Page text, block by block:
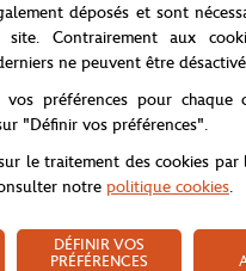
déposés et sont
Contrairement aux
ne peuvent être
vos préférences pour chaque
"Définir vos préférences".
le traitement des cookies par
notre politique cookies.
DÉFINIR VOS
PRÉFÉRENCES